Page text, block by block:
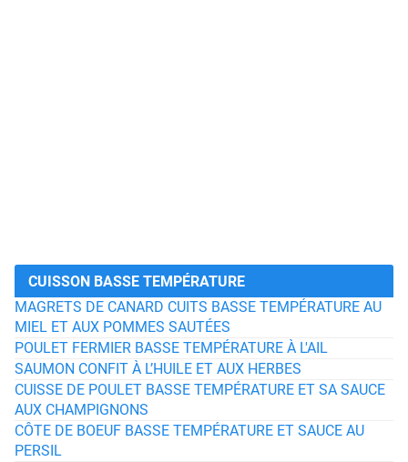
CUISSON BASSE TEMPÉRATURE
MAGRETS DE CANARD CUITS BASSE TEMPÉRATURE AU
MIEL ET AUX POMMES SAUTÉES
POULET FERMIER BASSE TEMPÉRATURE À L'AIL
SAUMON CONFIT À L’HUILE ET AUX HERBES
CUISSE DE POULET BASSE TEMPÉRATURE ET SA SAUCE
AUX CHAMPIGNONS
CÔTE DE BOEUF BASSE TEMPÉRATURE ET SAUCE AU
PERSIL